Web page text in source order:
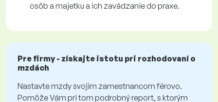
osôb a majetku a ich zavádzanie do praxe.
Pre firmy - získajte istotu pri rozhodovaní o
mzdách
Nastavte mzdy svojim zamestnancom férovo.
Pomôže Vám pri tom podrobný report, s ktorým